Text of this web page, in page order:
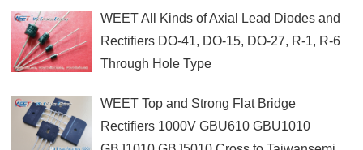
WEET All Kinds of Axial Lead Diodes and
Rectifiers DO-41, DO-15, DO-27, R-1, R-6
Through Hole Type
WEET Top and Strong Flat Bridge
Rectifiers 1000V GBU610 GBU1010